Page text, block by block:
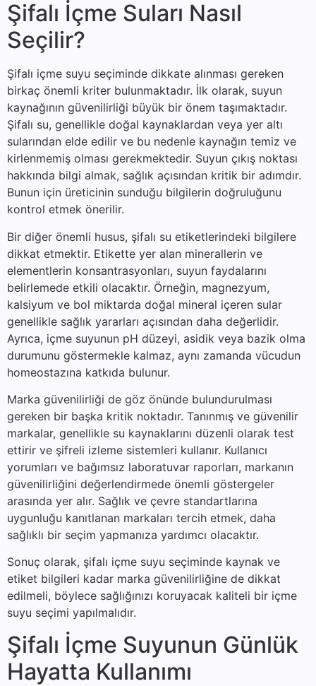
Şifalı İçme Suları Nasıl
Seçilir?
Şifalı içme suyu seçiminde dikkate alınması gereken
birkaç önemli kriter bulunmaktadır. İlk olarak, suyun
kaynağının güvenilirliği büyük bir önem taşımaktadır.
Şifalı su, genellikle doğal kaynaklardan veya yer altı
sularından elde edilir ve bu nedenle kaynağın temiz ve
kirlenmemiş olması gerekmektedir. Suyun çıkış noktası
hakkında bilgi almak, sağlık açısından kritik bir adımdır.
Bunun için üreticinin sunduğu bilgilerin doğruluğunu
kontrol etmek önerilir.
Bir diğer önemli husus, şifalı su etiketlerindeki bilgilere
dikkat etmektir. Etikette yer alan minerallerin ve
elementlerin konsantrasyonları, suyun faydalarını
belirlemede etkili olacaktır. Örneğin, magnezyum,
kalsiyum ve bol miktarda doğal mineral içeren sular
genellikle sağlık yararları açısından daha değerlidir.
Ayrıca, içme suyunun pH düzeyi, asidik veya bazik olma
durumunu göstermekle kalmaz, aynı zamanda vücudun
homeostazına katkıda bulunur.
Marka güvenilirliği de göz önünde bulundurulması
gereken bir başka kritik noktadır. Tanınmış ve güvenilir
markalar, genellikle su kaynaklarını düzenli olarak test
ettirir ve şifreli izleme sistemleri kullanır. Kullanıcı
yorumları ve bağımsız laboratuvar raporları, markanın
güvenilirliğini değerlendirmede önemli göstergeler
arasında yer alır. Sağlık ve çevre standartlarına
uygunluğu kanıtlanan markaları tercih etmek, daha
sağlıklı bir seçim yapmanıza yardımcı olacaktır.
Sonuç olarak, şifalı içme suyu seçiminde kaynak ve
etiket bilgileri kadar marka güvenilirliğine de dikkat
edilmeli, böylece sağlığınızı koruyacak kaliteli bir içme
suyu seçimi yapılmalıdır.
Şifalı İçme Suyunun Günlük
Hayatta Kullanımı